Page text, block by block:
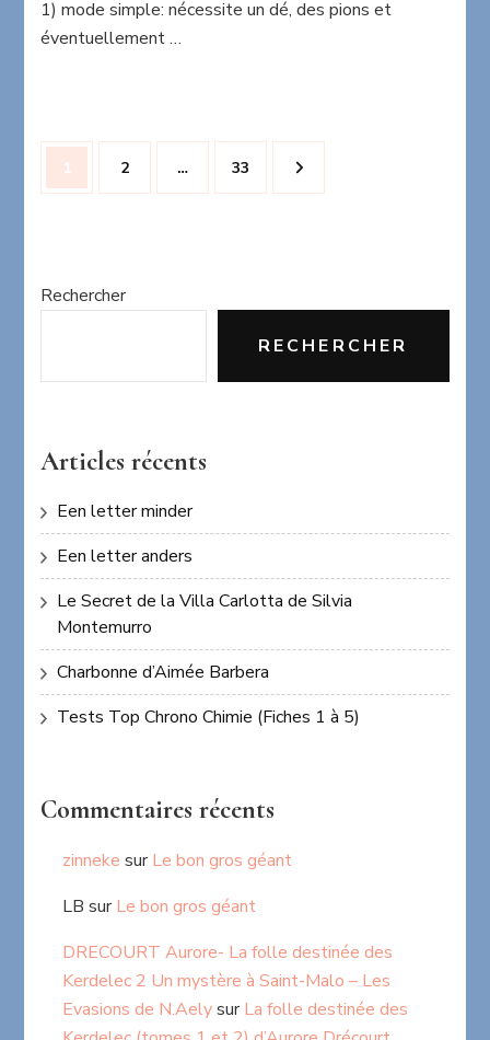
1) mode simple: nécessite un dé, des pions et
éventuellement …
Pagination
desPage
1 Page
2 … Page
33
Rechercher
RECHERCHER
Articles récents
Een letter minder
Een letter anders
Le Secret de la Villa Carlotta de Silvia
Montemurro
Charbonne d’Aimée Barbera
Tests Top Chrono Chimie (Fiches 1 à 5)
Commentaires récents
zinneke surLe bon gros géant
LB surLe bon gros géant
DRECOURT Aurore- La folle destinée des
Kerdelec 2 Un mystère à Saint-Malo – Les
Evasions de N.AelysurLa folle destinée des